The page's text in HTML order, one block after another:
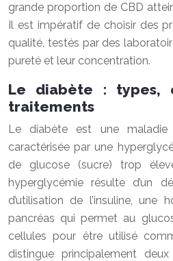
grande proportion de CBD
Il est impératif de choisir des
qualité, testés par des
pureté et leur concentration.
Le diabète : types,
traitements
Le diabète est une maladie
caractérisée par une
de glucose (sucre) trop
hyperglycémie résulte d’un
d’utilisation de l’insuline, une
pancréas qui permet au
cellules pour être utilisé
distingue principalement